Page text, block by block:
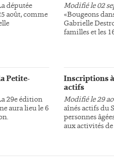
députée
août, comme
Petite-
29e édition
aura lieu le 6
Modifié le 02
«Bougeons
Gabrielle
familles et les
Inscriptions
actifs
Modifié le 29
aînés actifs du
personnes
aux activités de